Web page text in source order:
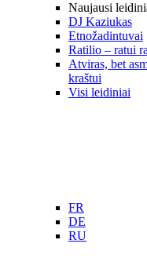
Naujausi
DJ Kaziukas
Etnožadintuvai
Ratilio – ratui
Atviras, bet
kraštui
Visi leidiniai
FR
DE
RU